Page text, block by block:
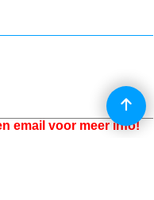
email voor meer info!